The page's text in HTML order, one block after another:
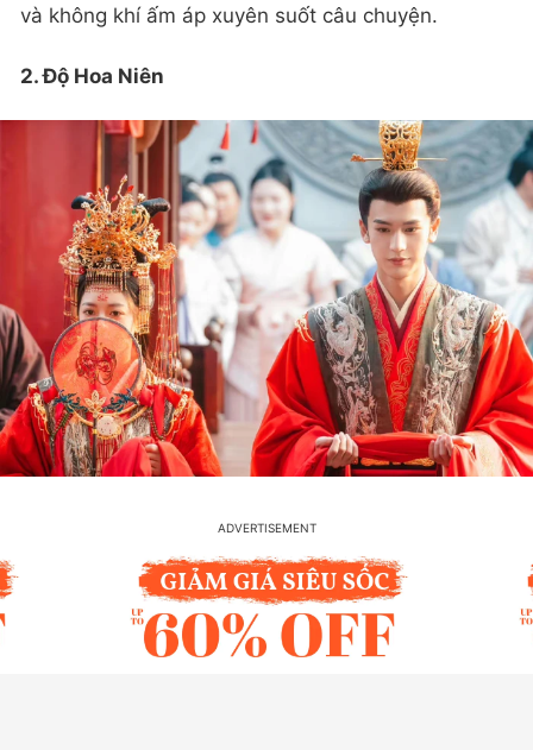
và không khí ấm áp xuyên suốt câu chuyện.
2. Độ Hoa Niên